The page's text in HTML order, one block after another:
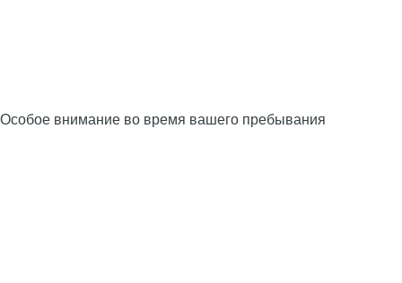
Особое внимание во время вашего пребывания